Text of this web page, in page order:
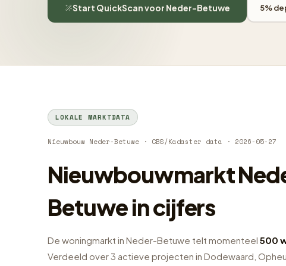
Start QuickScan voor Neder-Betuwe 5%
LOKALE MARKTDATA
Nieuwbouw Neder-Betuwe · CBS/Kadaster data · 2026-05-27
Nieuwbouwmarkt
Betuwe in cijfers
De woningmarkt in Neder-Betuwe telt momenteel 500
Verdeeld over 3 actieve projecten in Dodewaard,